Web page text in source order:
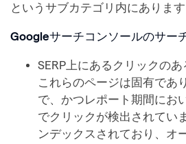
というサブカテゴリ内にあります
Googleサーチコンソールのサー
SERP上にあるクリックの
これらのページは固有であ
で、かつレポート期間にお
でクリックが検出されてい
ンデックスされており、オ